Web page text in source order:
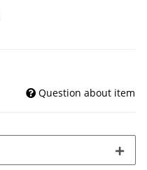
Question about item